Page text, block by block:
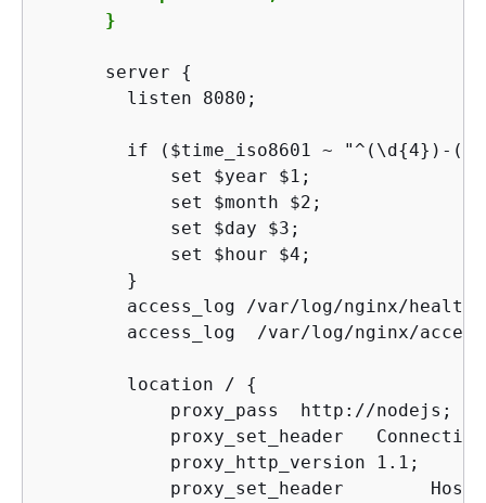
      }
      server
{
        listen 8080;
        if ($time_iso8601 ~ "^(\d
{4})-(\d
            set $year $1;
            set $month $2;
            set $day $3;
            set $hour $4;
        }
access_log /var/log/nginx/
access_log  /var/log/nginx/
        location /
{
            proxy_pass  http://nodejs;
proxy_set_header
            proxy_http_version 1.1;
proxy_set_header        Host